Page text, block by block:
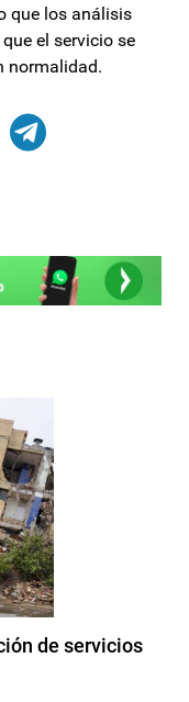
que los análisis
el servicio se
normalidad.
de servicios